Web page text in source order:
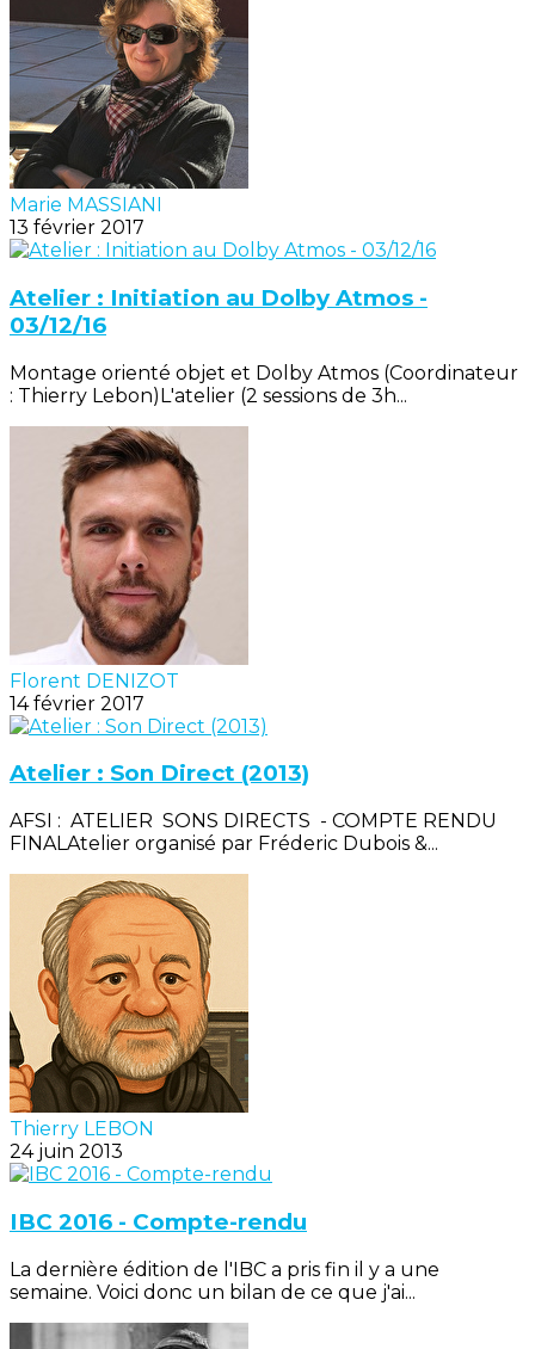
Marie MASSIANI
13 février 2017
Atelier : Initiation au Dolby Atmos -
03/12/16
Montage orienté objet et Dolby Atmos (Coordinateur
: Thierry Lebon)L'atelier (2 sessions de 3h...
Florent DENIZOT
14 février 2017
Atelier : Son Direct (2013)
AFSI : ATELIER SONS DIRECTS - COMPTE RENDU
FINALAtelier organisé par Fréderic Dubois &...
Thierry LEBON
24 juin 2013
IBC 2016 - Compte-rendu
La dernière édition de l'IBC a pris fin il y a une
semaine. Voici donc un bilan de ce que j'ai...